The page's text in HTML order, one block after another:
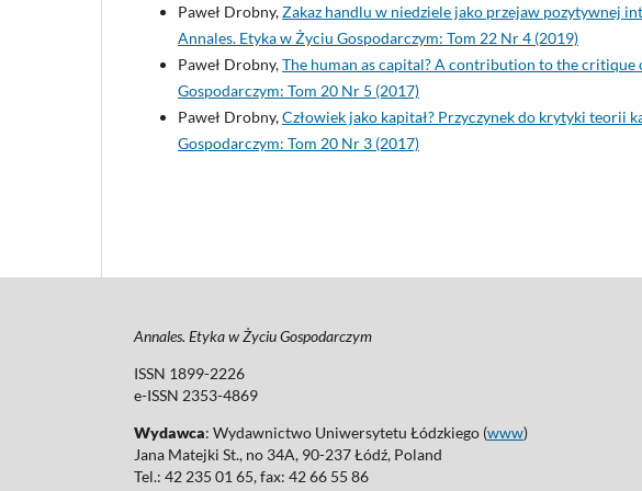
Paweł Drobny,Zakaz handlu w niedziele jako przejaw pozytywnej
Annales. Etyka w Życiu Gospodarczym: Tom 22 Nr 4 (2019)
Paweł Drobny,The human as capital? A contribution to the
Gospodarczym: Tom 20 Nr 5 (2017)
Paweł Drobny,Człowiek jako kapitał? Przyczynek do krytyki teorii
Gospodarczym: Tom 20 Nr 3 (2017)
Annales. Etyka w Życiu Gospodarczym
ISSN 1899-2226
e-ISSN 2353-4869
Wydawca: Wydawnictwo Uniwersytetu Łódzkiego (www)
Jana Matejki St., no 34A, 90-237 Łódź, Poland
Tel.: 42 235 01 65, fax: 42 66 55 86